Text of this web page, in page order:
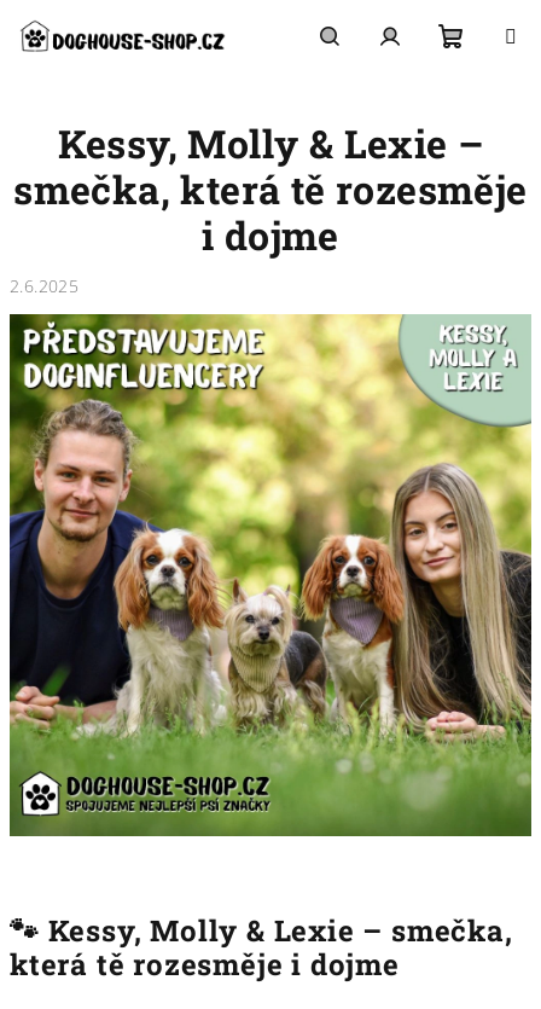
obsah
košík
Kessy, Molly & Lexie –
smečka, která tě rozesměje
i dojme
2.6.2025
🐾 Kessy, Molly & Lexie – smečka,
která tě rozesměje i dojme